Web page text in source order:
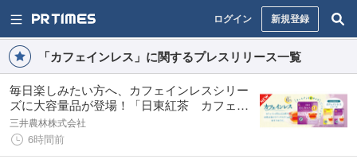
ログイン 新規登録
「カフェインレス」に関するプレスリリース一覧
毎日楽しみたい方へ、カフェインレスシリー
ズに大容量品が登場！「日東紅茶 カフェイ
ンレス アールグレイ40袋入り」8月31日(月)
よりリニューアル発売
三井農林株式会社
6時間前